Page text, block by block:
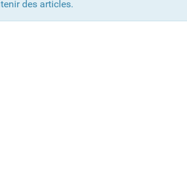
des articles.